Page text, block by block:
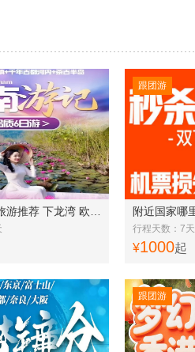
行程天数：7天
¥1000起
跟团游
跟团游